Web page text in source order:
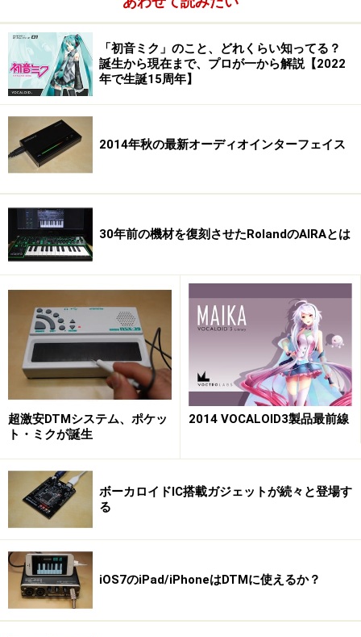
「初音ミク」のこと、どれくらい知ってる？
誕生から現在まで、プロが一から解説【2022
年で生誕15周年】
2014年秋の最新オーディオインターフェイス
30年前の機材を復刻させたRolandのAIRAとは
超激安DTMシステム、ポケッ
ト・ミクが誕生
2014 VOCALOID3製品最前線
ボーカロイドIC搭載ガジェットが続々と登場す
る
iOS7のiPad/iPhoneはDTMに使えるか？